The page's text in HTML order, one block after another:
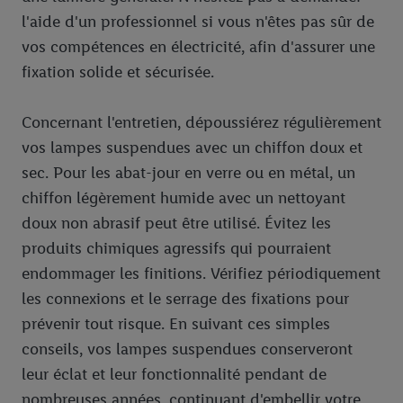
l'aide d'un professionnel si vous n'êtes pas sûr de
vos compétences en électricité, afin d'assurer une
fixation solide et sécurisée.
Concernant l'entretien, dépoussiérez régulièrement
vos lampes suspendues avec un chiffon doux et
sec. Pour les abat-jour en verre ou en métal, un
chiffon légèrement humide avec un nettoyant
doux non abrasif peut être utilisé. Évitez les
produits chimiques agressifs qui pourraient
endommager les finitions. Vérifiez périodiquement
les connexions et le serrage des fixations pour
prévenir tout risque. En suivant ces simples
conseils, vos lampes suspendues conserveront
leur éclat et leur fonctionnalité pendant de
services de Lidl si plusieurs terminaux ou plusieurs services de
Lidl peuvent vous être attribués en utilisant votre adresse e-
mail hachée et, le cas échéant, d’autres identifiants/identifiants
dont dispose Criteo S.A.
individuelles et trouver de plus amples informations sur le
traitement des données.
En cliquant sur « Refuser », vous pouvez autoriser uniquement
l’utilisation des technologies nécessaires. En cliquant sur «
Accepter », vous autorisez tous les traitements pour toutes les
finalités susmentionnées. Vous trouverez de plus amples
informations sur la durée de conservation des données et votre
droit de révoquer votre consentement à tout moment avec effet
pour l’avenir dans notredéclaration relative à la protection des
données.Vous trouverez les impressions ici.